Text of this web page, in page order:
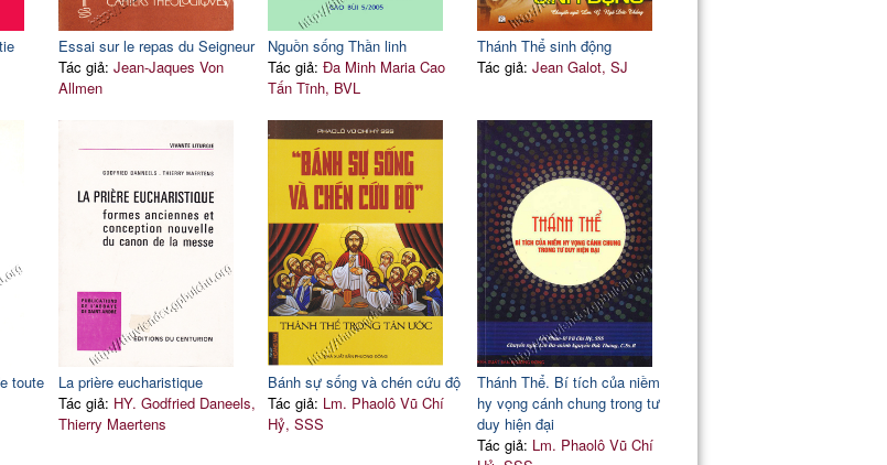
Essai sur le repas du Seigneur
Tác giả: Jean-Jaques Von
Allmen
Nguồn sống Thần linh
Tác giả: Đa Minh Maria Cao
Tấn Tĩnh, BVL
Thánh Thể sinh động
Tác giả: Jean Galot, SJ
toute
La prière eucharistique
Tác giả: HY. Godfried Daneels,
Thierry Maertens
Bánh sự sống và chén cứu độ
Tác giả: Lm. Phaolô Vũ Chí
Hỷ, SSS
Thánh Thể. Bí tích của niềm
hy vọng cánh chung trong tư
duy hiện đại
Tác giả: Lm. Phaolô Vũ Chí